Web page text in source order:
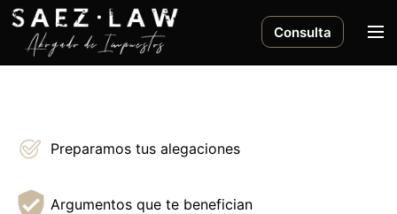
Consulta
M
Preparamos tus alegaciones
Argumentos que te benefician